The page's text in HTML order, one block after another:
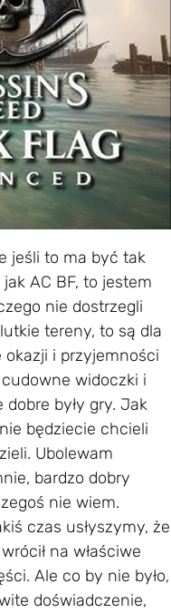
jeśli to ma być tak
AC BF, to jestem
nie dostrzegli
tereny, to są dla
okazji i przyjemności
widoczki i
były gry. Jak
będziecie chcieli
Ubolewam
bardzo dobry
nie wiem.
czas usłyszymy, że
na właściwe
Ale co by nie było,
doświadczenie,